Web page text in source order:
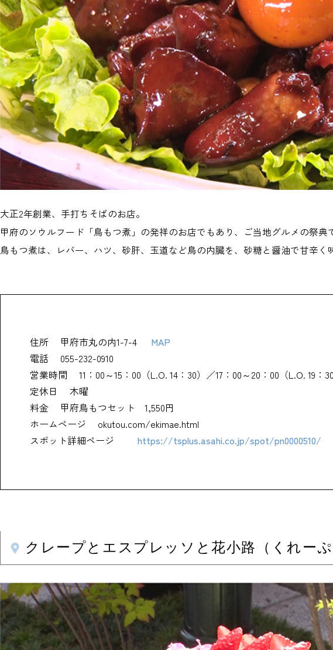
大正2年創業、手打ちそばのお店。
甲府のソウルフード「鳥もつ煮」の発祥のお店でもあり、ご当地グルメの祭
鳥もつ煮は、レバー、ハツ、砂肝、玉道など鳥の内臓を、砂糖と醤油で甘辛く
住所 甲府市丸の内1-7-4
MAP
電話
055-232-0910
営業時間
11：00～15：00（L.O. 14：30）／17：00～20：00（L.O. 19：
定休日
木曜
料金
甲府鳥もつセット 1,550円
ホームページ
okutou.com/ekimae.html
スポット詳細ページ
https://tsplus.asahi.co.jp/spot/pn0000510/
クレープとエスプレッソと花小路（くれー